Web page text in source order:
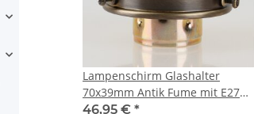
Lampenschirm Glashalter
70x39mm Antik Fume mit E27
Fassung
46,95 € *